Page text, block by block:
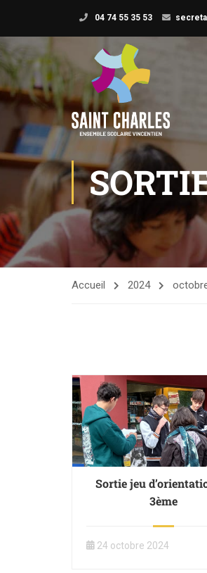
04 74 55 35 53
Accueil 2024
Sortie jeu
3ème
24 octobre 2024